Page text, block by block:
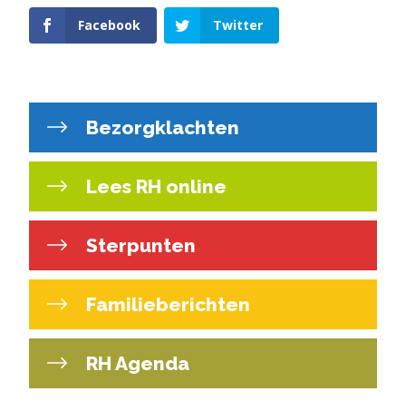
Facebook Twitter
Bezorgklachten
Lees RH online
Sterpunten
Familieberichten
RH Agenda